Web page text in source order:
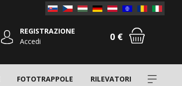
REGISTRAZIONE
Accedi
0 €
FOTOTRAPPOLE RILEVATORI